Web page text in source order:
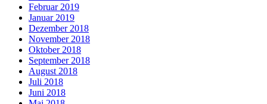
Februar 2019
Januar 2019
Dezember 2018
November 2018
Oktober 2018
September 2018
August 2018
Juli 2018
Juni 2018